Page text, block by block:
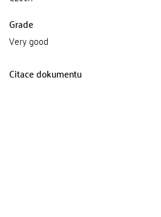
Grade
Very good
Citace dokumentu